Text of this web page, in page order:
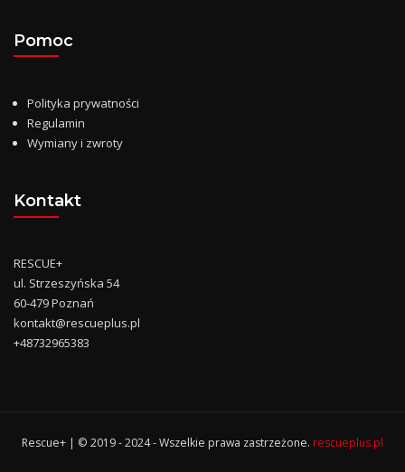
Pomoc
Polityka prywatności
Regulamin
Wymiany i zwroty
Kontakt
RESCUE+
ul. Strzeszyńska 54
60-479 Poznań
kontakt@rescueplus.pl
+48732965383
Rescue+ | © 2019 - 2024 - Wszelkie prawa zastrzeżone. rescueplus.pl